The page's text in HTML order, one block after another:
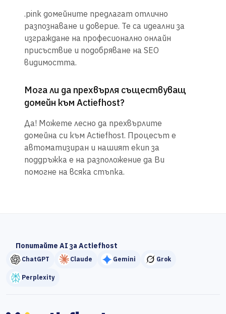
.pink домейните предлагат отлично
разпознаване и доверие. Те са идеални за
изграждане на професионално онлайн
присъствие и подобряване на SEO
видимостта.
Мога ли да прехвърля съществуващ
домейн към Actiefhost?
Да! Можете лесно да прехвърлите
домейна си към Actiefhost. Процесът е
автоматизиран и нашият екип за
поддръжка е на разположение да Ви
помогне на всяка стъпка.
Попитайте AI за Actiefhost
ChatGPT Claude Gemini Grok
Perplexity